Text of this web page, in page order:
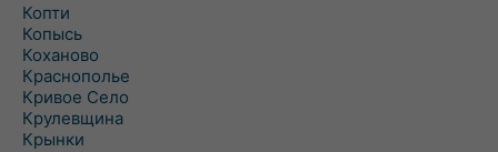
Копти
Копысь
Коханово
Краснополье
Кривое Село
Крулевщина
Крынки